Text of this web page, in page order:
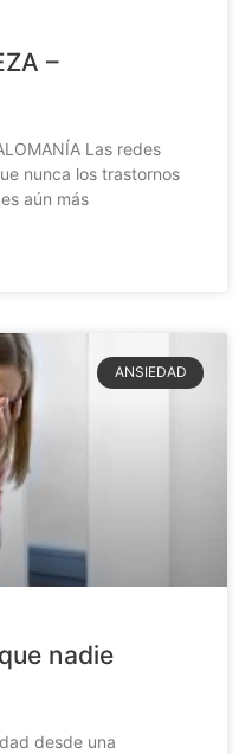
–
Las redes
nunca los trastornos
aún más
ANSIEDAD
nadie
desde una